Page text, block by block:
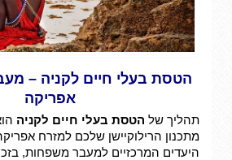
הטסת בעלי חיים לקניה –
אפריקה
תהליך של הטסת בעלי חיים לקניה
מתכנון הרילוקיישן שלכם למזרח
היעדים המרכזיים למעבר משפחות,